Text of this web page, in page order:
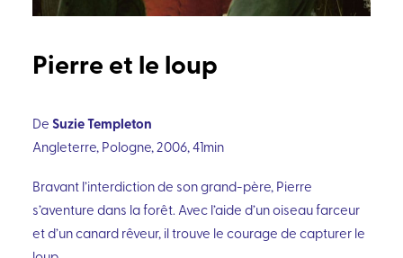
Pierre et le loup
De Suzie Templeton
Angleterre, Pologne, 2006, 41min
Bravant l’interdiction de son grand-père, Pierre
s’aventure dans la forêt. Avec l’aide d’un oiseau farceur
et d’un canard rêveur, il trouve le courage de capturer le